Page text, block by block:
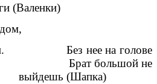
(Валенки)
Без нее на голове
большой не
(Шапка)